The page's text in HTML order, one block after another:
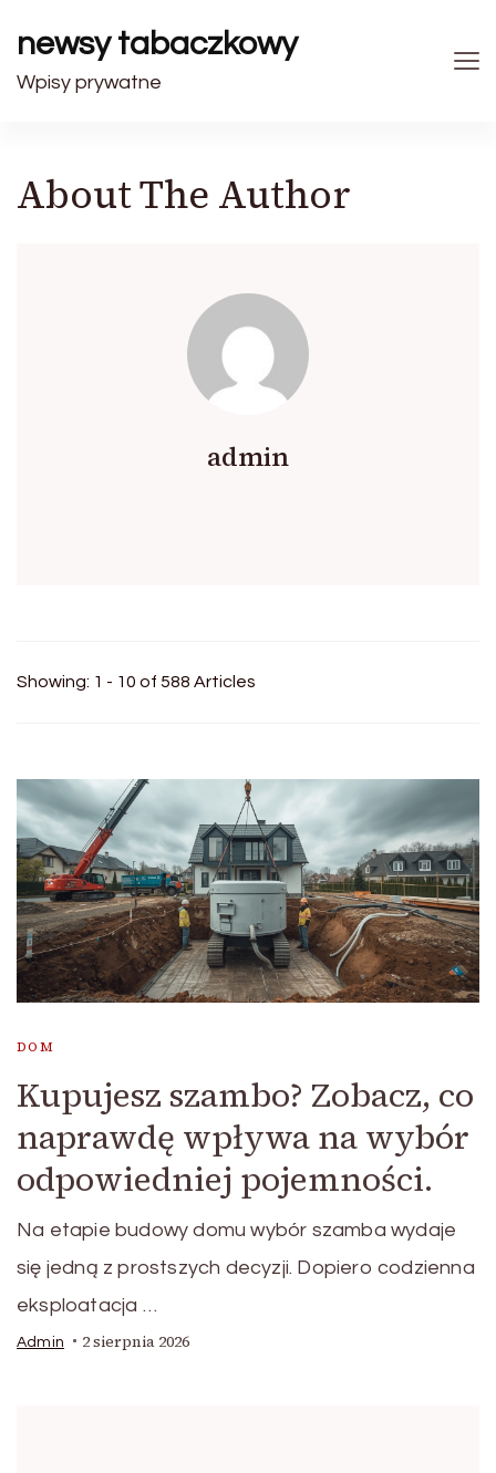
newsy tabaczkowy
Wpisy prywatne
About The Author
admin
Showing: 1 - 10 of 588 Articles
DOM
Kupujesz szambo? Zobacz, co
naprawdę wpływa na wybór
odpowiedniej pojemności.
Na etapie budowy domu wybór szamba wydaje
się jedną z prostszych decyzji. Dopiero codzienna
eksploatacja …
Admin 2 sierpnia 2026